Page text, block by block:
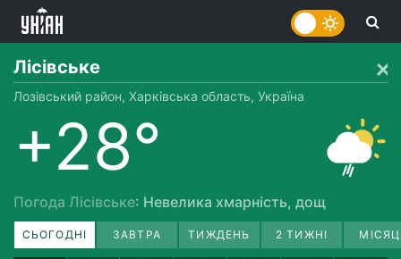
Лісівське
Лозівський район, Харківська область, Україна
+28°
Погода Лісівське: Невелика хмарність, дощ
СЬОГОДНІ ЗАВТРА ТИЖДЕНЬ 2 ТИЖНІ